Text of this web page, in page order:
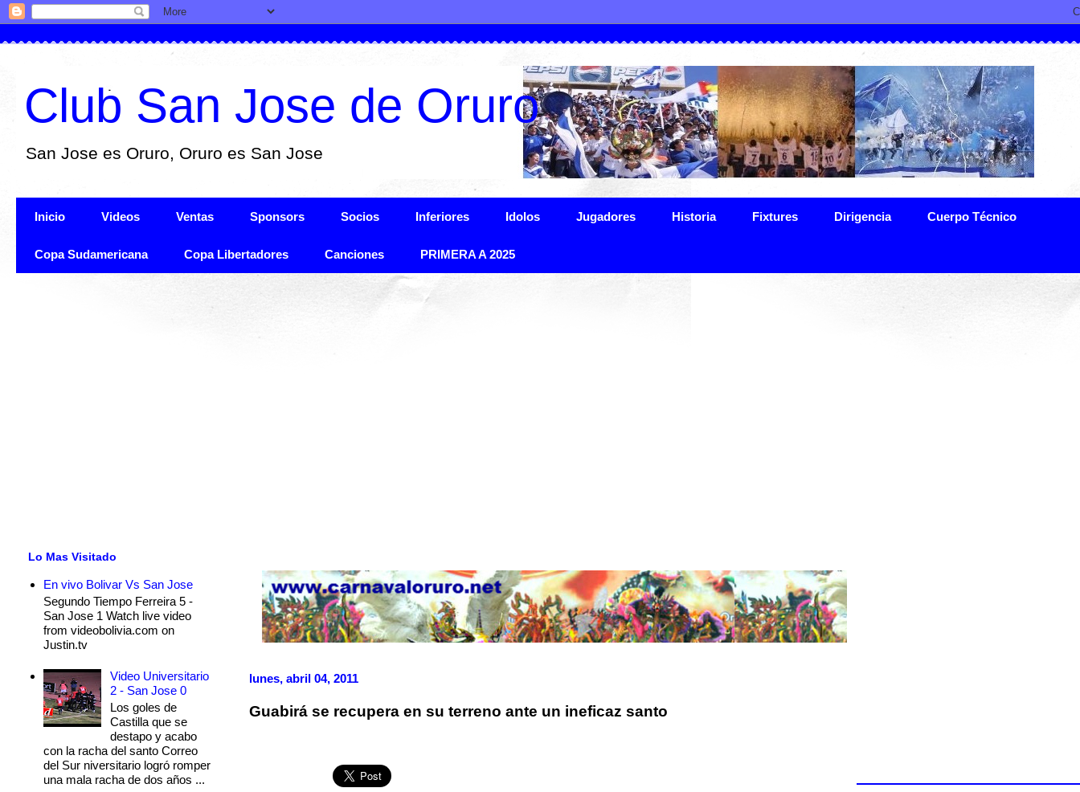
Club San Jose de Oruro
San Jose es Oruro, Oruro es San Jose
Inicio Videos Ventas Sponsors Socios Inferiores Idolos Jugadores Historia Fixtures Dirigencia Cuerpo Técnico
Copa Sudamericana Copa Libertadores Canciones PRIMERA A 2025
lunes, abril 04, 2011
Guabirá se recupera en su terreno ante un ineficaz santo
Lo Mas Visitado
En vivo Bolivar Vs San Jose
Segundo Tiempo Ferreira 5 -
San Jose 1 Watch live video
from videobolivia.com on
Justin.tv
Video Universitario
2 - San Jose 0
Los goles de
Castilla que se
destapo y acabo
con la racha del santo Correo
del Sur niversitario logró romper
una mala racha de dos años ...